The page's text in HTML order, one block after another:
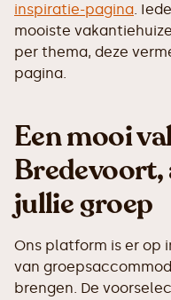
inspiratie-pagina.
mooiste
per thema, deze
pagina.
Een mooi
Bredevoort,
jullie groep
Ons platform is er op
van
brengen. De